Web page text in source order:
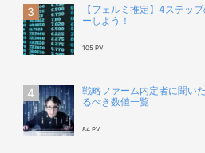
【フェルミ推定】4ステッ
ーしよう！
105 PV
戦略ファーム内定者に聞い
るべき数値一覧
84 PV